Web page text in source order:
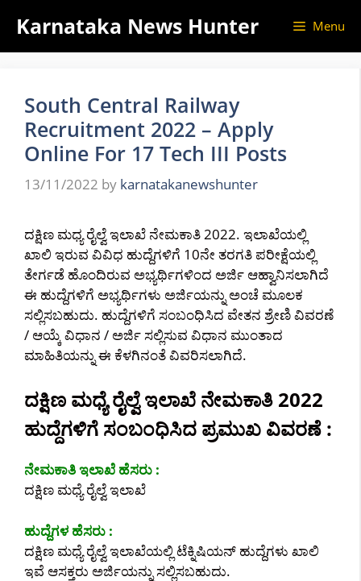
content
Karnataka News Hunter Menu
South Central Railway
Recruitment 2022 – Apply
Online For 17 Tech III Posts
13/11/2022 by karnatakanewshunter
ದಕ್ಷಿಣ ಮಧ್ಯ ರೈಲ್ವೆ ಇಲಾಖೆ ನೇಮಕಾತಿ 2022. ಇಲಾಖೆಯಲ್ಲಿ
ಖಾಲಿ ಇರುವ ವಿವಿಧ ಹುದ್ದೆಗಳಿಗೆ 10ನೇ ತರಗತಿ ಪರೀಕ್ಷೆಯಲ್ಲಿ
ತೇರ್ಗಡೆ ಹೊಂದಿರುವ ಅಭ್ಯರ್ಥಿಗಳಿಂದ ಅರ್ಜಿ ಆಹ್ವಾನಿಸಲಾಗಿದೆ
ಈ ಹುದ್ದೆಗಳಿಗೆ ಅಭ್ಯರ್ಥಿಗಳು ಅರ್ಜಿಯನ್ನು ಅಂಚೆ ಮೂಲಕ
ಸಲ್ಲಿಸಬಹುದು. ಹುದ್ದೆಗಳಿಗೆ ಸಂಬಂಧಿಸಿದ ವೇತನ ಶ್ರೇಣಿ ವಿವರಣೆ
/ ಆಯ್ಕೆ ವಿಧಾನ / ಅರ್ಜಿ ಸಲ್ಲಿಸುವ ವಿಧಾನ ಮುಂತಾದ
ಮಾಹಿತಿಯನ್ನು ಈ ಕೆಳಗಿನಂತೆ ವಿವರಿಸಲಾಗಿದೆ.
ದಕ್ಷಿಣ ಮಧ್ಯೆ ರೈಲ್ವೆ ಇಲಾಖೆ ನೇಮಕಾತಿ 2022
ಹುದ್ದೆಗಳಿಗೆ ಸಂಬಂಧಿಸಿದ ಪ್ರಮುಖ ವಿವರಣೆ :
ನೇಮಕಾತಿ ಇಲಾಖೆ ಹೆಸರು :
ದಕ್ಷಿಣ ಮಧ್ಯೆ ರೈಲ್ವೆ ಇಲಾಖೆ
ಹುದ್ದೆಗಳ ಹೆಸರು :
ದಕ್ಷಿಣ ಮಧ್ಯೆ ರೈಲ್ವೆ ಇಲಾಖೆಯಲ್ಲಿ ಟೆಕ್ನಿಷಿಯನ್ ಹುದ್ದೆಗಳು ಖಾಲಿ
ಇವೆ ಆಸಕ್ತರು ಅರ್ಜಿಯನ್ನು ಸಲ್ಲಿಸಬಹುದು.